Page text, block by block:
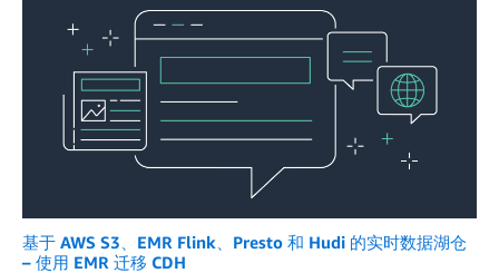
基于 AWS S3、EMR Flink、Presto 和 Hudi 的实时数据湖仓
– 使用 EMR 迁移 CDH